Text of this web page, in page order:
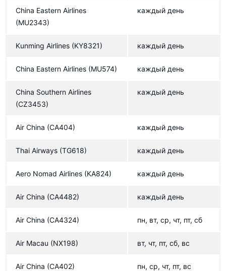
Shenzhen Airlines
All Nippon Airways
China Airlines
Silkair
Aero Nomad Airlines
Chengdu Airlines
Chengdu Airlines
Shanghai Airlines
China Eastern Airlines
(MU2343)
каждый день
Kunming Airlines (KY8321) каждый день
China Eastern Airlines (MU574) каждый день
China Southern Airlines
(CZ3453)
каждый день
Air China (CA404) каждый день
Thai Airways (TG618) каждый день
Aero Nomad Airlines (KA824) каждый день
Air China (CA4482) каждый день
Air China (CA4324) пн, вт, ср, чт, пт, сб
Air Macau (NX198) вт, чт, пт, сб, вс
Air China (CA402) пн, ср, чт, пт, вс